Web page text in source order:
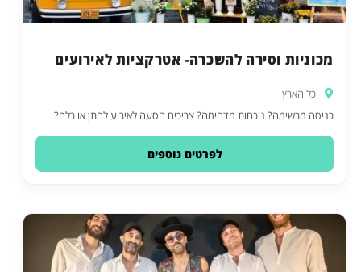
מכוניות וסירה להשכרה- אטרקציות לאירועים
כל הארץ
כניסה מרשימה? נוכחות מדהימה? צריכים הסעה לאירוע לחתן או כלה?
לפרטים נוספים